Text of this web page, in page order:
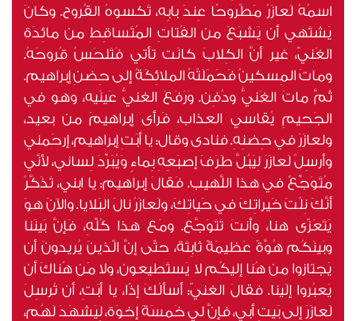
اسمُهُ لَعازَرُ مَطْروحًا عِندَ بابِه، تَكسوهُ القُروح. وكانَ
يَشتَهي أن يَشبَعَ من الفُتاتِ المُتَساقِطِ من مائِدَة
الغَنيّ، غير أنَّ الكِلابَ كانَت تأتي فَتَلحَسُ قُروحَهُ.
وماتَ المِسكينُ فَحَمَلَتْهُ الملائِكَةُ إلى حِضنِ إبراهيم.
ثُمَّ ماتَ الغَنيُّ ودُفِن. وَرَفَعَ الغنيُّ عَينَيه، وهو في
الجَحيمِ يُقاسي العذاب، فَرأَى إبراهيمَ من بعيد،
ولعازَرَ في حِضنِهِ. فنادى وقال: يا أَبَتِ إبراهيم، إرحَمني
وأرسِلْ لَعازَرَ لِيَبُلَّ طَرَفَ إصبَعِهِ بِماءٍ وَيُبَرِّدَ لِساني، لأنّي
مُتَوَجِّعٌ في هذا اللَّهيب. فَقالَ إبراهيم: يا ابني، تَذَكَّرْ
أنَّكَ نِلْتَ خَيراتِكَ في حَياتِكَ، ولَعازَرُ نالَ البَلايا. والآنَ هوَ
يَتَعَزّى هنا، وأنتَ تَتَوَجَّع. ومَع هذا كُلِّهِ، فَإنَّ بَينَنا
وبَينَكُم هُوَّةً عَظيمَةً ثابِتَة، حتّى إنَّ الّذينَ يُريدونَ أن
يَجتازوا من هُنا إليكُم لا يَستَطيعون، ولا مَن هُناكَ أن
يَعبُروا إلَينا. فقالَ الغنيّ: أسألُكَ إذًا، يا أبَتِ، أن تُرسِلَ
لَعازَرَ إلى بَيتِ أبي، فإنَّ لي خَمسَةَ إخوَة، لِيَشهَدَ لَهُم،